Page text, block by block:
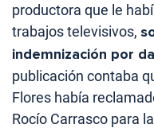
productora que le
trabajos televisivos,
indemnización por
publicación contaba
Flores había
Rocío Carrasco para